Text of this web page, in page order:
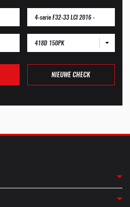
418D 150PK
NIEUWE CHECK